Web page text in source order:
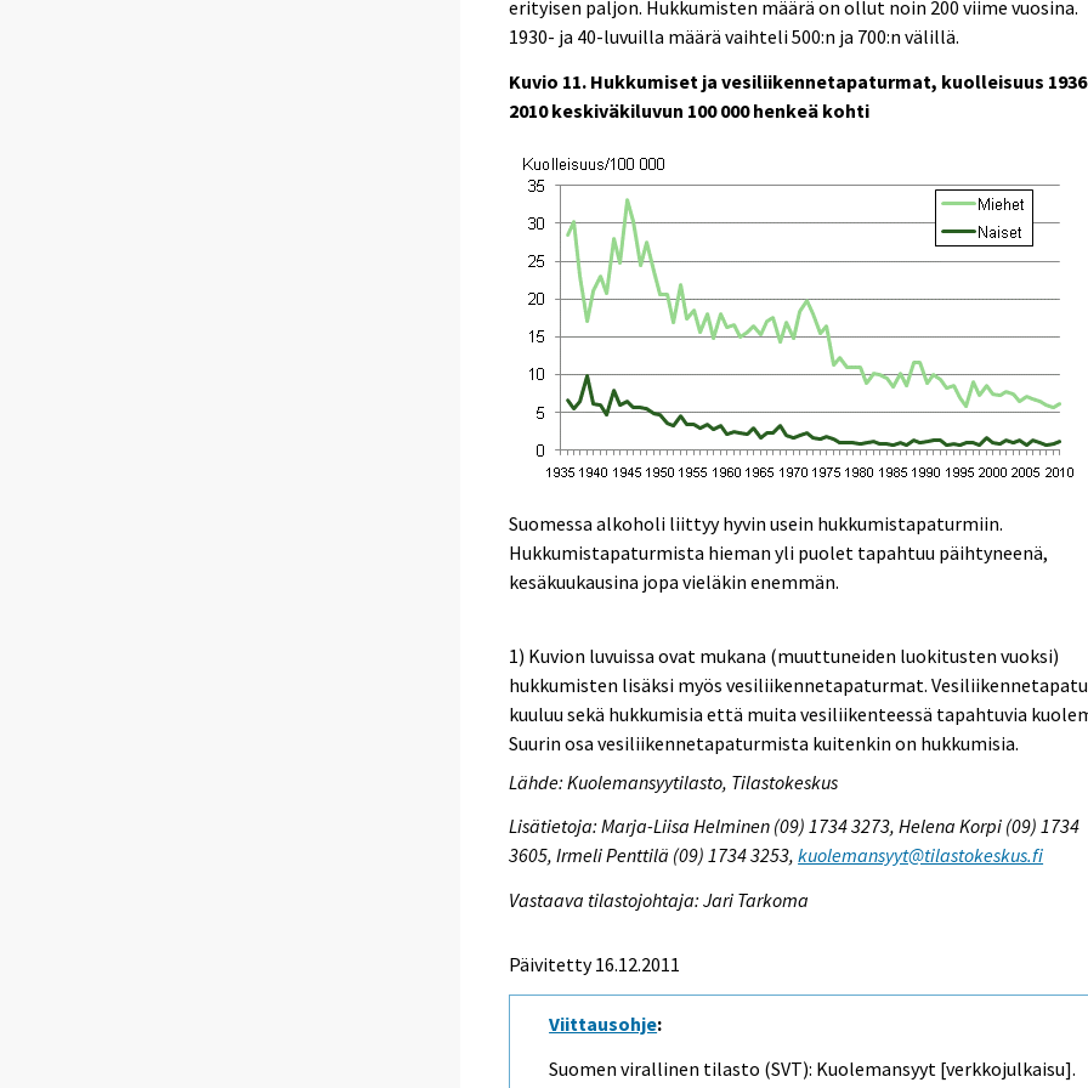
erityisen paljon. Hukkumisten määrä on ollut noin 200 viime vuosina.
1930- ja 40-luvuilla määrä vaihteli 500:n ja 700:n välillä.
Kuvio 11. Hukkumiset ja vesiliikennetapaturmat, kuolleisuus
2010 keskiväkiluvun 100 000 henkeä kohti
Suomessa alkoholi liittyy hyvin usein hukkumistapaturmiin.
Hukkumistapaturmista hieman yli puolet tapahtuu päihtyneenä,
kesäkuukausina jopa vieläkin enemmän.
1) Kuvion luvuissa ovat mukana (muuttuneiden luokitusten vuoksi)
hukkumisten lisäksi myös vesiliikennetapaturmat.
kuuluu sekä hukkumisia että muita vesiliikenteessä tapahtuvia
Suurin osa vesiliikennetapaturmista kuitenkin on hukkumisia.
Lähde: Kuolemansyytilasto, Tilastokeskus
Lisätietoja: Marja-Liisa Helminen (09) 1734 3273, Helena Korpi (09) 1734
3605, Irmeli Penttilä (09) 1734 3253,kuolemansyyt@tilastokeskus.fi
Vastaava tilastojohtaja: Jari Tarkoma
Päivitetty 16.12.2011
Viittausohje:
Suomen virallinen tilasto (SVT): Kuolemansyyt [verkkojulkaisu].